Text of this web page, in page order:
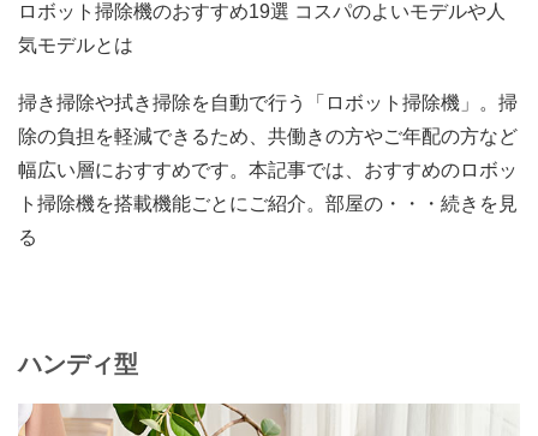
ロボット掃除機のおすすめ19選 コスパのよいモデルや人
気モデルとは
掃き掃除や拭き掃除を自動で行う「ロボット掃除機」。掃
除の負担を軽減できるため、共働きの方やご年配の方など
幅広い層におすすめです。本記事では、おすすめのロボッ
ト掃除機を搭載機能ごとにご紹介。部屋の・・・続きを見
る
ハンディ型